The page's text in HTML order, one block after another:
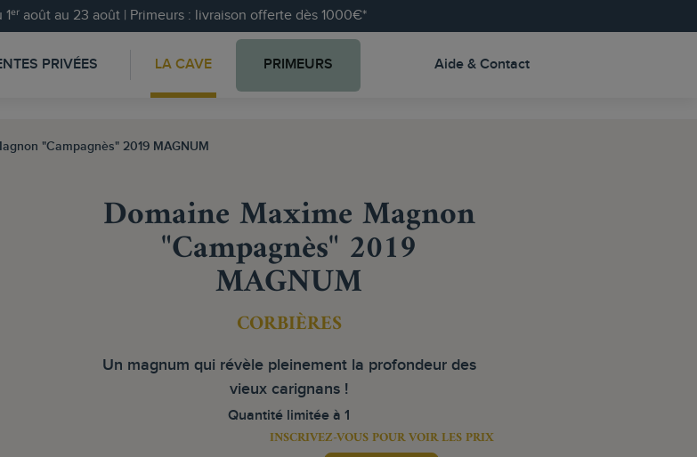
août au 23 août | Primeurs : livraison offerte dès 1000€*
PRIVÉES LA CAVE PRIMEURS Aide & Contact
"Campagnès" 2019 MAGNUM
Domaine Maxime Magnon
"Campagnès" 2019
MAGNUM
CORBIÈRES
Un magnum qui révèle pleinement la profondeur des
vieux carignans !
Quantité limitée à 1
INSCRIVEZ-VOUS POUR VOIR LES PRIX